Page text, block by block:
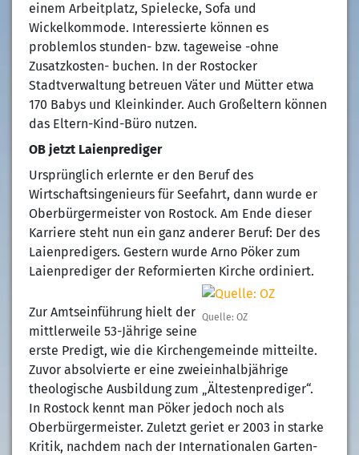
einem Arbeitplatz, Spielecke, Sofa und
Wickelkommode. Interessierte können es
problemlos stunden- bzw. tageweise -ohne
Zusatzkosten- buchen. In der Rostocker
Stadtverwaltung betreuen Väter und Mütter etwa
170 Babys und Kleinkinder. Auch Großeltern können
das Eltern-Kind-Büro nutzen.
OB jetzt Laienprediger
Ursprünglich erlernte er den Beruf des
Wirtschaftsingenieurs für Seefahrt, dann wurde er
Oberbürgermeister von Rostock. Am Ende dieser
Karriere steht nun ein ganz anderer Beruf: Der des
Laienpredigers. Gestern wurde Arno Pöker zum
Laienprediger der Reformierten Kirche ordiniert.
Quelle: OZ
Zur Amtseinführung hielt der
mittlerweile 53-Jährige seine
erste Predigt, wie die Kirchengemeinde mitteilte.
Zuvor absolvierte er eine zweieinhalbjährige
theologische Ausbildung zum „Ältestenprediger“.
In Rostock kennt man Pöker jedoch noch als
Oberbürgermeister. Zuletzt geriet er 2003 in starke
Kritik, nachdem nach der Internationalen Garten-